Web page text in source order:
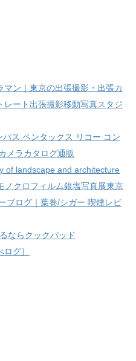
ン｜東京の出張撮影・出張カ
レート出張撮影移動写真スタジ
ス ペンタックス リコー コン
メラカタログ通販
of landscape and architecture
ノクロフィルム銀塩写真展東京
ブログ｜葉巻/シガー 喫煙レビ
ならクックパッド
グ］